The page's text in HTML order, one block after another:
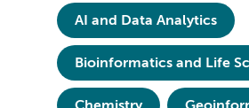
AI and Data Analytics
Bioinformatics and Life